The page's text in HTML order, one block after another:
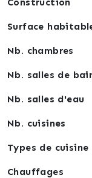
découvrir cette
remarquable et
Surface
Nb. chambres
Nb. salles de
Nb. salles d'eau
Nb. cuisines
Types de cuisine
Chauffages